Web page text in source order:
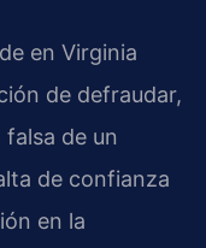
en Virginia
de defraudar,
de un
de confianza
en la